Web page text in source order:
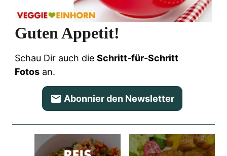
Guten Appetit!
Schau Dir auch die Schritt-für-Schritt
Fotos an.
Abonnier den Newsletter